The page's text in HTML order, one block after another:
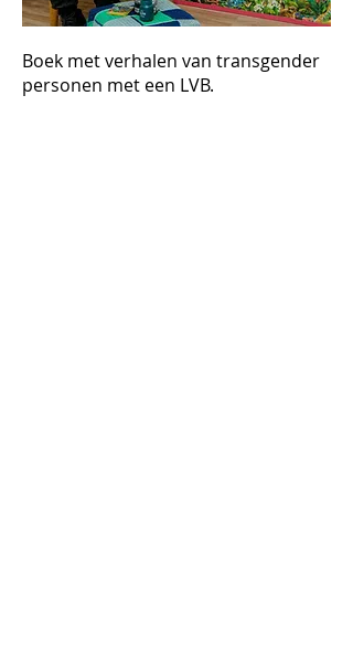
Boek met verhalen van transgender
personen met een LVB.